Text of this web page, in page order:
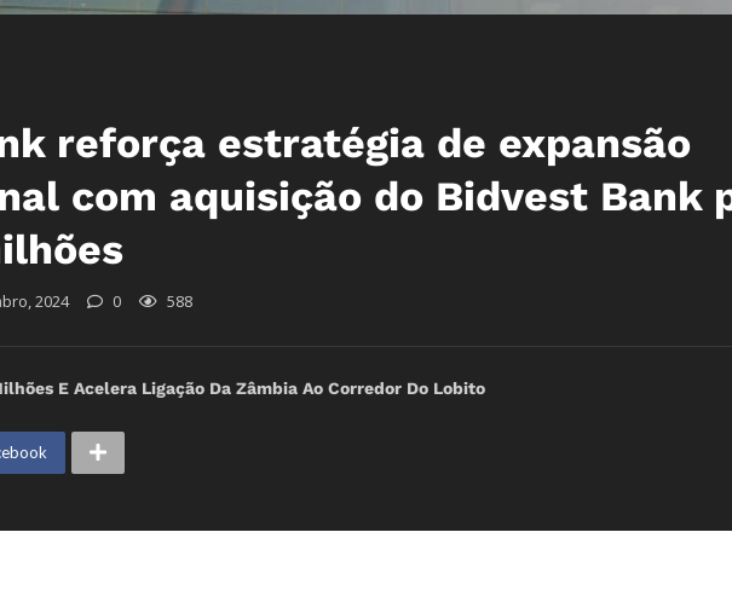
reforça estratégia de expansão
com aquisição do Bidvest Bank
2024 0 588
E Acelera Ligação Da Zâmbia Ao Corredor Do Lobito